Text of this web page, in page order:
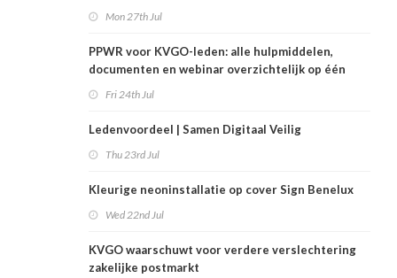
Mon 27th Jul
PPWR voor KVGO-leden: alle hulpmiddelen,
documenten en webinar overzichtelijk op één
Fri 24th Jul
Ledenvoordeel | Samen Digitaal Veilig
Thu 23rd Jul
Kleurige neoninstallatie op cover Sign Benelux
Wed 22nd Jul
KVGO waarschuwt voor verdere verslechtering
zakelijke postmarkt